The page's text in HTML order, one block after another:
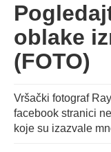
oblake
(FOTO)
Vršački fotograf
facebook stranici
koje su izazvale